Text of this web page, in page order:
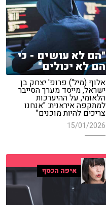
"הם לא עושים - כי
הם לא יכולים"
אלוף (מיל') פרופ' יצחק בן
ישראל, מייסד מערך הסייבר
הלאומי, על ההיערכות
למתקפה איראנית: "אנחנו
צריכים להיות מוכנים"
15/01/2026
איפה הכסף